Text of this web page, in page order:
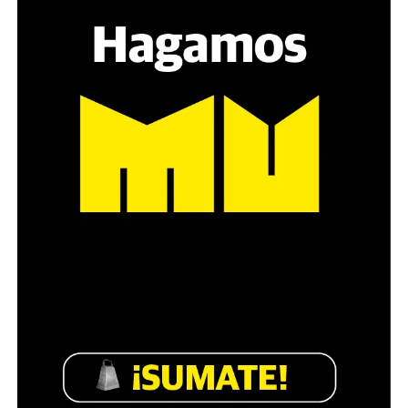
venimos planteando que el uso de su protocolo y la
forma en que se dio el operativo es contrario a la
Constitución y a las leyes”.
El juez Martín Cormik efectivamente planteó que “el
Tribunal no desconoce ni es impasible a los desgraciados
que no aparecen adecuados a los principios
las normas supranacionales que constituyen la ley